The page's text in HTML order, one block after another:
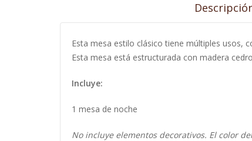
Esta mesa estilo clásico tiene múltiples usos,
Esta mesa está estructurada con madera
Incluye:
1 mesa de noche
No incluye elementos decorativos. El color